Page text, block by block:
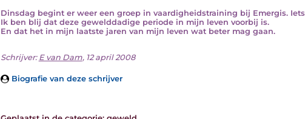
Dinsdag begint er weer een groep in vaardigheidstraining bij Emergis.
Ik ben blij dat deze gewelddadige periode in mijn leven voorbij is.
En dat het in mijn laatste jaren van mijn leven wat beter mag gaan.
Schrijver: E van Dam, 12 april 2008
Biografie van deze schrijver